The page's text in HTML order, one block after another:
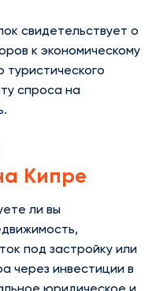
свидетельствует о
к экономическому
спроса на
Кипре
ли вы
под застройку или
через инвестиции в